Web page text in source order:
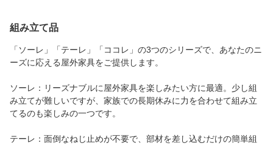
組み立て品
「ソーレ」「テーレ」「ココレ」の3つのシリーズで、あなたのニ
ーズに応える屋外家具をご提供します。
ソーレ：リーズナブルに屋外家具を楽しみたい方に最適。少し組
み立てが難しいですが、家族での長期休みに力を合わせて組み立
てるのも楽しみの一つです。
テーレ：面倒なねじ止めが不要で、部材を差し込むだけの簡単組